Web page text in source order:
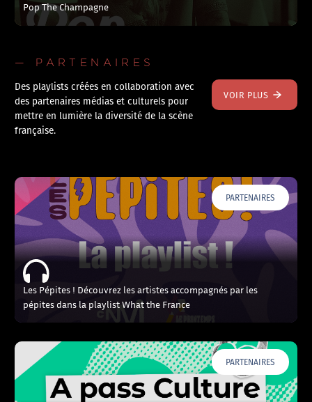
Pop The Champagne
— PARTENAIRES
Des playlists créées en collaboration avec
des partenaires médias et culturels pour
mettre en lumière la diversité de la scène
française.
VOIR PLUS
PARTENAIRES
Les Pépites ! Découvrez les artistes accompagnés par les
pépites dans la playlist What the France
PARTENAIRES